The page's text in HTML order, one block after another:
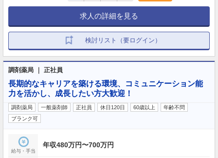
求人の詳細を見る
検討リスト（要ログイン）
調剤薬局 ｜ 正社員
長期的なキャリアを築ける環境、コミュニケーション能
力を活かし、成長したい方大歓迎！
調剤薬局 一般薬剤師 正社員 休日120日 60歳以上
年齢不問
ブランク可
給与・手当
年収480万円〜700万円